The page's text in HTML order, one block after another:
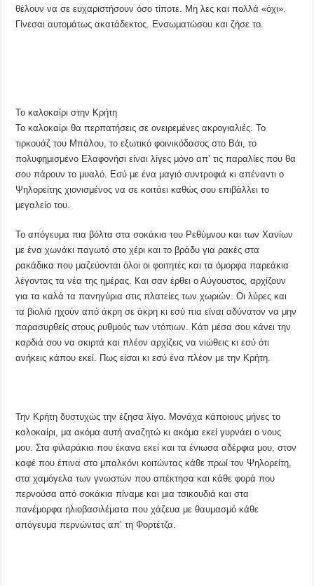
θέλουν να σε ευχαριστήσουν όσο τίποτε. Μη λες και πολλά «όχι».
Γίνεσαι αυτομάτως ακατάδεκτος. Ενσωματώσου και ζήσε το.
Το καλοκαίρι στην Κρήτη
Το καλοκαίρι θα περπατήσεις σε ονειρεμένες ακρογιαλιές. Το
τιρκουάζ του Μπάλου, το εξωτικό φοινικόδασος στο Βάι, το
πολυφημισμένο Ελαφονήσι είναι λίγες μόνο απ’ τις παραλίες που θα
σου πάρουν το μυαλό. Εσύ με ένα μαγιό συντροφιά κι απέναντι ο
Ψηλορείτης χιονισμένος να σε κοιτάει καθώς σου επιβάλλει το
μεγαλείο του.
Το απόγευμα πια βόλτα στα σοκάκια του Ρεθύμνου και των Χανίων
με ένα χωνάκι παγωτό στο χέρι και το βράδυ για ρακές στα
ρακάδικα που μαζεύονται όλοι οι φοιτητές και τα όμορφα παρεάκια
λέγοντας τα νέα της ημέρας. Και σαν έρθει ο Αύγουστος, αρχίζουν
για τα καλά τα πανηγύρια στις πλατείες των χωριών. Οι λύρες και
τα βιολιά ηχούν από άκρη σε άκρη κι εσύ πια είναι αδύνατον να μην
παρασυρθείς στους ρυθμούς των ντόπιων. Κάτι μέσα σου κάνει την
καρδιά σου να σκιρτά και πλέον αρχίζεις να νιώθεις κι εσύ ότι
ανήκεις κάπου εκεί. Πως είσαι κι εσύ ένα πλέον με την Κρήτη.
Την Κρήτη δυστυχώς την έζησα λίγο. Μονάχα κάποιους μήνες το
καλοκαίρι, μα ακόμα αυτή αναζητώ κι ακόμα εκεί γυρνάει ο νους
μου. Στα φιλαράκια που έκανα εκεί και τα ένιωσα αδέρφια μου, στον
καφέ που έπινα στο μπαλκόνι κοιτώντας κάθε πρωί τον Ψηλορείτη,
στα χαμόγελα των γνωστών που απέκτησα και κάθε φορά που
περνούσα από σοκάκια πίναμε και μια τσικουδιά και στα
πανέμορφα ηλιοβασιλέματα που χάζευα με θαυμασμό κάθε
απόγευμα περνώντας απ’ τη Φορτέτζα.